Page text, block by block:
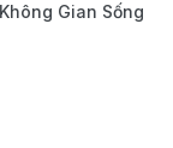
Gian Sống